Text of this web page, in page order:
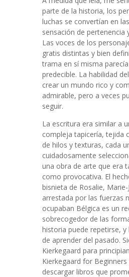
parte de la historia, los
luchas se convertían en
sensación de pertenencia
Las voces de los
gratis distintas y bien
trama en sí misma
predecible. La habilidad
crear un mundo rico y
admirable, pero a veces
seguir.
La escritura era similar a
compleja tapicería, tejida
de hilos y texturas, cada
cuidadosamente
una obra de arte que era
como provocativa. El
bisnieta de Rosalie,
arrestada por las fuerzas
ocupaban Bélgica es un
sobrecogedor de las
historia puede repetirse,
de aprender del pasado.
Kierkegaard para
Kierkegaard for
descargar libros que